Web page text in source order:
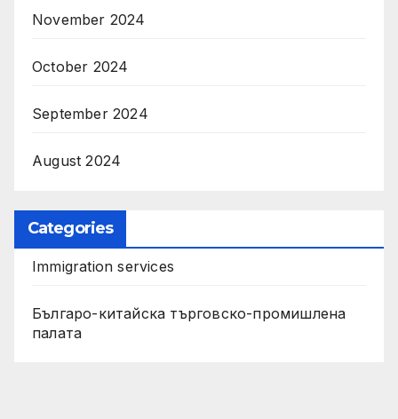
November 2024
October 2024
September 2024
August 2024
Categories
Immigration services
Българо-китайска търговско-промишлена
палата